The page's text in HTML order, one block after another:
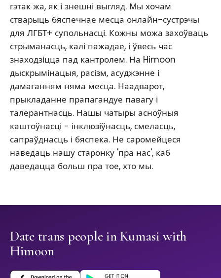
гэтак жа, як і знешні выгляд. Мы хочам
стварыць бяспечнае месца онлайн-сустрэчы
для ЛГБТ+ супольнасці. Кожны можа захоўваць
стрыманасць, калі пажадае, і ўвесь час
знаходзіцца пад кантролем. На Himoon
дыскрымінацыя, расізм, асуджэнне і
дамаганням няма месца. Наадварот,
прыкладанне прапагандуе павагу і
талерантнасць. Нашы чатыры асноўныя
каштоўнасці - інклюзіўнасць, смеласць,
сапраўднасць і бяспека. Не саромейцеся
наведаць нашу старонку 'пра нас', каб
даведацца больш пра тое, хто мы.
Date trans people in Kumasi with
Himoon